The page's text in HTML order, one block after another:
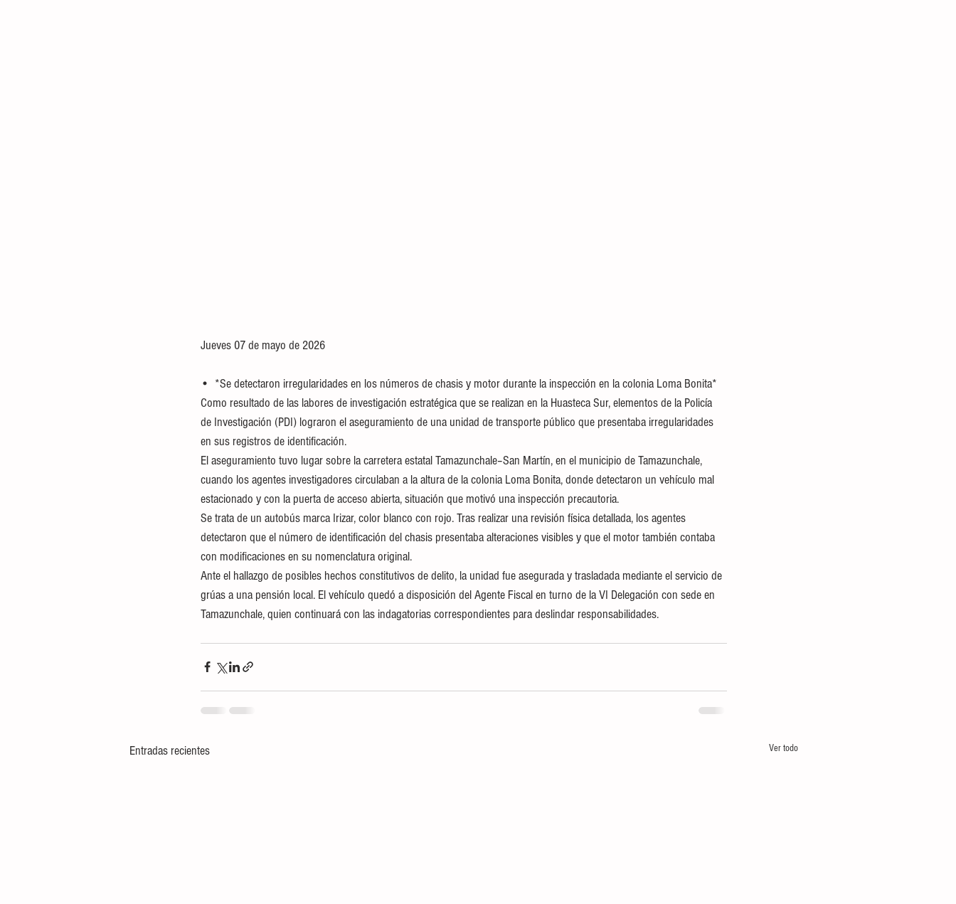
Jueves 07 de mayo de 2026
•⁠  *Se detectaron irregularidades en los números de chasis y motor durante la inspección en la colonia Loma Bonita*
Como resultado de las labores de investigación estratégica que se realizan en la Huasteca Sur, elementos de la Policía
de Investigación (PDI) lograron el aseguramiento de una unidad de transporte público que presentaba irregularidades
en sus registros de identificación.
El aseguramiento tuvo lugar sobre la carretera estatal Tamazunchale–San Martín, en el municipio de Tamazunchale,
cuando los agentes investigadores circulaban a la altura de la colonia Loma Bonita, donde detectaron un vehículo mal
estacionado y con la puerta de acceso abierta, situación que motivó una inspección precautoria.
Se trata de un autobús marca Irizar, color blanco con rojo. Tras realizar una revisión física detallada, los agentes
detectaron que el número de identificación del chasis presentaba alteraciones visibles y que el motor también contaba
con modificaciones en su nomenclatura original.
Ante el hallazgo de posibles hechos constitutivos de delito, la unidad fue asegurada y trasladada mediante el servicio de
grúas a una pensión local. El vehículo quedó a disposición del Agente Fiscal en turno de la VI Delegación con sede en
Tamazunchale, quien continuará con las indagatorias correspondientes para deslindar responsabilidades.
Entradas recientes Ver todo